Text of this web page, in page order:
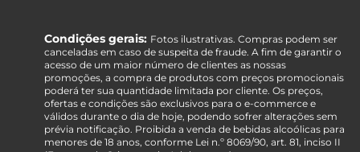
Condições gerais: Fotos ilustrativas. Compras podem ser
canceladas em caso de suspeita de fraude. A fim de garantir o
acesso de um maior número de clientes as nossas
promoções, a compra de produtos com preços promocionais
poderá ter sua quantidade limitada por cliente. Os preços,
ofertas e condições são exclusivos para o e-commerce e
válidos durante o dia de hoje, podendo sofrer alterações sem
prévia notificação. Proibida a venda de bebidas alcoólicas para
menores de 18 anos, conforme Lei n.º 8069/90, art. 81, inciso II